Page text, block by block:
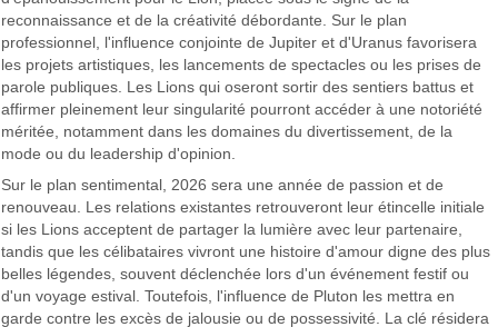
reconnaissance et de la créativité débordante. Sur le plan
professionnel, l'influence conjointe de Jupiter et d'Uranus favorisera
les projets artistiques, les lancements de spectacles ou les prises de
parole publiques. Les Lions qui oseront sortir des sentiers battus et
affirmer pleinement leur singularité pourront accéder à une notoriété
méritée, notamment dans les domaines du divertissement, de la
mode ou du leadership d'opinion.
Sur le plan sentimental, 2026 sera une année de passion et de
renouveau. Les relations existantes retrouveront leur étincelle initiale
si les Lions acceptent de partager la lumière avec leur partenaire,
tandis que les célibataires vivront une histoire d'amour digne des plus
belles légendes, souvent déclenchée lors d'un événement festif ou
d'un voyage estival. Toutefois, l'influence de Pluton les mettra en
garde contre les excès de jalousie ou de possessivité. La clé résidera